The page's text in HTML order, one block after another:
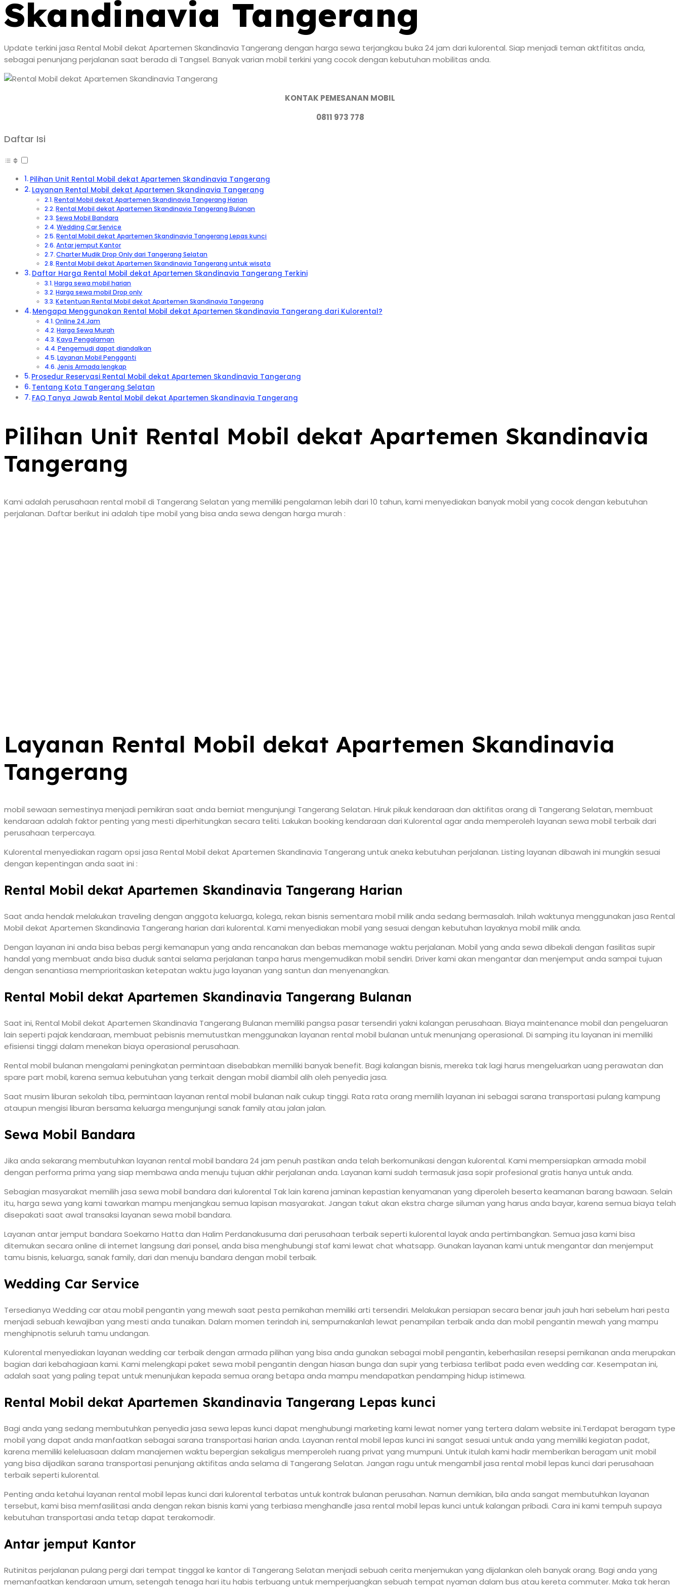
Skandinavia Tangerang
Update terkini jasa Rental Mobil dekat Apartemen Skandinavia Tangerang dengan harga sewa terjangkau buka 24 jam dari kulorental. Siap menjadi teman aktfititas anda,
sebagai penunjang perjalanan saat berada di Tangsel. Banyak varian mobil terkini yang cocok dengan kebutuhan mobilitas anda.
KONTAK PEMESANAN MOBIL
0811 973 778
Daftar Isi
Pilihan Unit Rental Mobil dekat Apartemen Skandinavia Tangerang
Layanan Rental Mobil dekat Apartemen Skandinavia Tangerang
Rental Mobil dekat Apartemen Skandinavia Tangerang Harian
Rental Mobil dekat Apartemen Skandinavia Tangerang Bulanan
Sewa Mobil Bandara
Wedding Car Service
Rental Mobil dekat Apartemen Skandinavia Tangerang Lepas kunci
Antar jemput Kantor
Charter Mudik Drop Only dari Tangerang Selatan
Rental Mobil dekat Apartemen Skandinavia Tangerang untuk wisata
Daftar Harga Rental Mobil dekat Apartemen Skandinavia Tangerang Terkini
Harga sewa mobil harian
Harga sewa mobil Drop only
Ketentuan Rental Mobil dekat Apartemen Skandinavia Tangerang
Mengapa Menggunakan Rental Mobil dekat Apartemen Skandinavia Tangerang dari Kulorental?
Online 24 Jam
Harga Sewa Murah
Kaya Pengalaman
Pengemudi dapat diandalkan
Layanan Mobil Pengganti
Jenis Armada lengkap
Prosedur Reservasi Rental Mobil dekat Apartemen Skandinavia Tangerang
Tentang Kota Tangerang Selatan
FAQ Tanya Jawab Rental Mobil dekat Apartemen Skandinavia Tangerang
Pilihan Unit Rental Mobil dekat Apartemen Skandinavia
Tangerang
Kami adalah perusahaan rental mobil di Tangerang Selatan yang memiliki pengalaman lebih dari 10 tahun, kami menyediakan banyak mobil yang cocok dengan kebutuhan
perjalanan. Daftar berikut ini adalah tipe mobil yang bisa anda sewa dengan harga murah :
Layanan Rental Mobil dekat Apartemen Skandinavia
Tangerang
mobil sewaan semestinya menjadi pemikiran saat anda berniat mengunjungi Tangerang Selatan. Hiruk pikuk kendaraan dan aktifitas orang di Tangerang Selatan, membuat
kendaraan adalah faktor penting yang mesti diperhitungkan secara teliti. Lakukan booking kendaraan dari Kulorental agar anda memperoleh layanan sewa mobil terbaik dari
perusahaan terpercaya.
Kulorental menyediakan ragam opsi jasa Rental Mobil dekat Apartemen Skandinavia Tangerang untuk aneka kebutuhan perjalanan. Listing layanan dibawah ini mungkin sesuai
dengan kepentingan anda saat ini :
Rental Mobil dekat Apartemen Skandinavia Tangerang Harian
Saat anda hendak melakukan traveling dengan anggota keluarga, kolega, rekan bisnis sementara mobil milik anda sedang bermasalah. Inilah waktunya menggunakan jasa Rental
Mobil dekat Apartemen Skandinavia Tangerang harian dari kulorental. Kami menyediakan mobil yang sesuai dengan kebutuhan layaknya mobil milik anda.
Dengan layanan ini anda bisa bebas pergi kemanapun yang anda rencanakan dan bebas memanage waktu perjalanan. Mobil yang anda sewa dibekali dengan fasilitas supir
handal yang membuat anda bisa duduk santai selama perjalanan tanpa harus mengemudikan mobil sendiri. Driver kami akan mengantar dan menjemput anda sampai tujuan
dengan senantiasa memprioritaskan ketepatan waktu juga layanan yang santun dan menyenangkan.
Rental Mobil dekat Apartemen Skandinavia Tangerang Bulanan
Saat ini, Rental Mobil dekat Apartemen Skandinavia Tangerang Bulanan memiliki pangsa pasar tersendiri yakni kalangan perusahaan. Biaya maintenance mobil dan pengeluaran
lain seperti pajak kendaraan, membuat pebisnis memutustkan menggunakan layanan rental mobil bulanan untuk menunjang operasional. Di samping itu layanan ini memiliki
efisiensi tinggi dalam menekan biaya operasional perusahaan.
Rental mobil bulanan mengalami peningkatan permintaan disebabkan memiliki banyak benefit. Bagi kalangan bisnis, mereka tak lagi harus mengeluarkan uang perawatan dan
spare part mobil, karena semua kebutuhan yang terkait dengan mobil diambil alih oleh penyedia jasa.
Saat musim liburan sekolah tiba, permintaan layanan rental mobil bulanan naik cukup tinggi. Rata rata orang memilih layanan ini sebagai sarana transportasi pulang kampung
ataupun mengisi liburan bersama keluarga mengunjungi sanak family atau jalan jalan.
Sewa Mobil Bandara
Jika anda sekarang membutuhkan layanan rental mobil bandara 24 jam penuh pastikan anda telah berkomunikasi dengan kulorental. Kami mempersiapkan armada mobil
dengan performa prima yang siap membawa anda menuju tujuan akhir perjalanan anda. Layanan kami sudah termasuk jasa sopir profesional gratis hanya untuk anda.
Sebagian masyarakat memilih jasa sewa mobil bandara dari kulorental Tak lain karena jaminan kepastian kenyamanan yang diperoleh beserta keamanan barang bawaan. Selain
itu, harga sewa yang kami tawarkan mampu menjangkau semua lapisan masyarakat. Jangan takut akan ekstra charge siluman yang harus anda bayar, karena semua biaya telah
disepakati saat awal transaksi layanan sewa mobil bandara.
Layanan antar jemput bandara Soekarno Hatta dan Halim Perdanakusuma dari perusahaan terbaik seperti kulorental layak anda pertimbangkan. Semua jasa kami bisa
ditemukan secara online di internet langsung dari ponsel, anda bisa menghubungi staf kami lewat chat whatsapp. Gunakan layanan kami untuk mengantar dan menjemput
tamu bisnis, keluarga, sanak family, dari dan menuju bandara dengan mobil terbaik.
Wedding Car Service
Tersedianya Wedding car atau mobil pengantin yang mewah saat pesta pernikahan memiliki arti tersendiri. Melakukan persiapan secara benar jauh jauh hari sebelum hari pesta
menjadi sebuah kewajiban yang mesti anda tunaikan. Dalam momen terindah ini, sempurnakanlah lewat penampilan terbaik anda dan mobil pengantin mewah yang mampu
menghipnotis seluruh tamu undangan.
Kulorental menyediakan layanan wedding car terbaik dengan armada pilihan yang bisa anda gunakan sebagai mobil pengantin, keberhasilan resepsi pernikanan anda merupakan
bagian dari kebahagiaan kami. Kami melengkapi paket sewa mobil pengantin dengan hiasan bunga dan supir yang terbiasa terlibat pada even wedding car. Kesempatan ini,
adalah saat yang paling tepat untuk menunjukan kepada semua orang betapa anda mampu mendapatkan pendamping hidup istimewa.
Rental Mobil dekat Apartemen Skandinavia Tangerang Lepas kunci
Bagi anda yang sedang membutuhkan penyedia jasa sewa lepas kunci dapat menghubungi marketing kami lewat nomer yang tertera dalam website ini.Terdapat beragam type
mobil yang dapat anda manfaatkan sebagai sarana transportasi harian anda. Layanan rental mobil lepas kunci ini sangat sesuai untuk anda yang memiliki kegiatan padat,
karena memiliki keleluasaan dalam manajemen waktu bepergian sekaligus memperoleh ruang privat yang mumpuni. Untuk itulah kami hadir memberikan beragam unit mobil
yang bisa dijadikan sarana transportasi penunjang aktifitas anda selama di Tangerang Selatan. Jangan ragu untuk mengambil jasa rental mobil lepas kunci dari perusahaan
terbaik seperti kulorental.
Penting anda ketahui layanan rental mobil lepas kunci dari kulorental terbatas untuk kontrak bulanan perusahan. Namun demikian, bila anda sangat membutuhkan layanan
tersebut, kami bisa memfasilitasi anda dengan rekan bisnis kami yang terbiasa menghandle jasa rental mobil lepas kunci untuk kalangan pribadi. Cara ini kami tempuh supaya
kebutuhan transportasi anda tetap dapat terakomodir.
Antar jemput Kantor
Rutinitas perjalanan pulang pergi dari tempat tinggal ke kantor di Tangerang Selatan menjadi sebuah cerita menjemukan yang dijalankan oleh banyak orang. Bagi anda yang
memanfaatkan kendaraan umum, setengah tenaga hari itu habis terbuang untuk memperjuangkan sebuah tempat nyaman dalam bus atau kereta commuter. Maka tak heran